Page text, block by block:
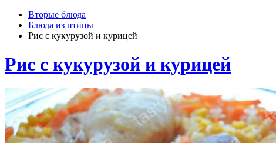
Вторые блюда
Блюда из птицы
Рис с кукурузой и курицей
Рис с кукурузой и курицей